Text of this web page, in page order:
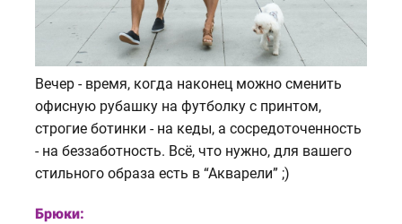
Вечер - время, когда наконец можно сменить
офисную рубашку на футболку с принтом,
строгие ботинки - на кеды, а сосредоточенность
- на беззаботность. Всё, что нужно, для вашего
стильного образа есть в “Акварели” ;)
Брюки: